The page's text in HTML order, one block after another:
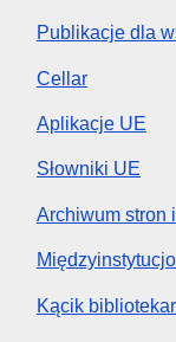
Publikacje dla
Cellar
Aplikacje UE
Słowniki UE
Archiwum stron
Kącik